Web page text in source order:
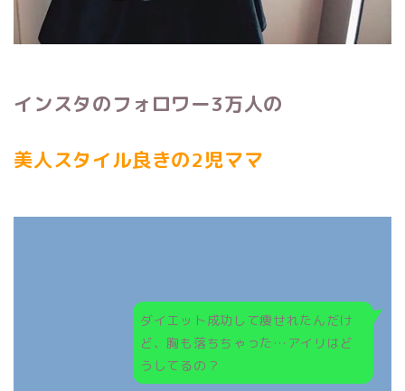
インスタのフォロワー3万人の
美人スタイル良きの2児ママ
ダイエット成功して痩せれたんだけ
ど、胸も落ちちゃった…アイリはど
うしてるの？